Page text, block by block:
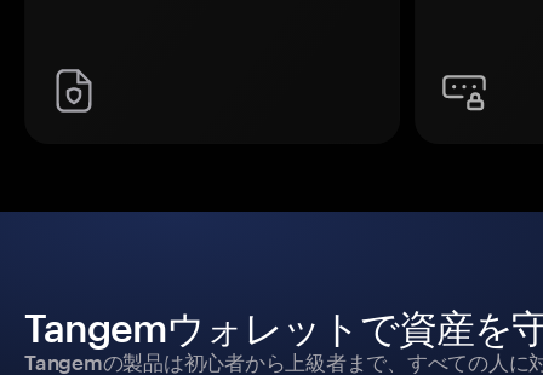
Tangemウォレットで資産を
Tangemの製品は初心者から上級者まで、すべての人に